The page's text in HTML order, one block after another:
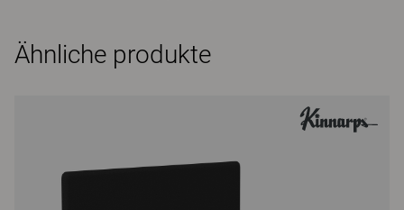
Ähnliche produkte